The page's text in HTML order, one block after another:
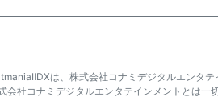
は、株式会社コナミデジタルエンタテ
会社コナミデジタルエンタテインメントとは一